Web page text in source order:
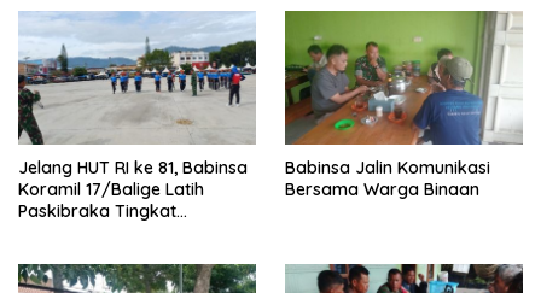
Jelang HUT RI ke 81, Babinsa
Koramil 17/Balige Latih
Paskibraka Tingkat
Babinsa Jalin Komunikasi
Bersama Warga Binaan